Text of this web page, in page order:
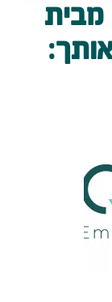
מבית